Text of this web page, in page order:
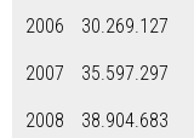
2006
30.269.127
2007
35.597.297
2008
38.904.683